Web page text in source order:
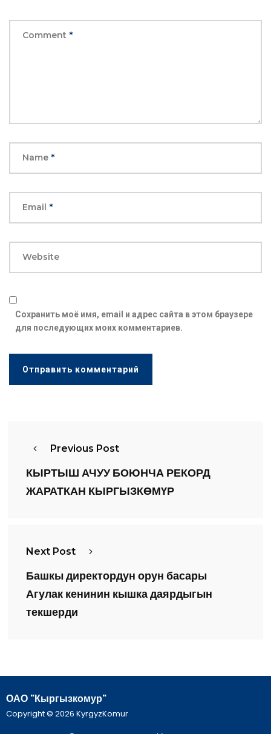
Comment *
Name *
Email *
Website
Сохранить моё имя, email и адрес сайта в этом браузере
для последующих моих комментариев.
Previous Post
КЫРТЫШ АЧУУ БОЮНЧА РЕКОРД
ЖАРАТКАН КЫРГЫЗКӨМҮР
Next Post
Башкы директордун орун басары
Агулак кенинин кышка даярдыгын
текшерди
ОАО "Кыргызкомур"
Copyright © 2026 KyrgyzKomur